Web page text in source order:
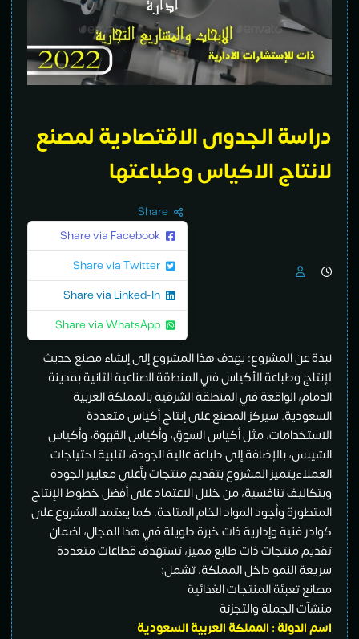
دراسة الجدوى الاقتصادية لمصنع
لانتاج الاكياس وطباعتها
Share
Share via Facebook
Share via Twitter
Share via Linked-In
Share via WhatsApp
نبذة عن المشروع: يهدف هذا المشروع إلى إنشاء مصنع حديث
لإنتاج وطباعة الأكياس في المنطقة الصناعية الثانية بمدينة
الدمام، الواقعة في المنطقة الشرقية بالمملكة العربية
السعودية. سيركز المصنع على إنتاج أكياس متعددة
الاستخدامات، مثل أكياس السوق، وأكياس القهوة، وأكياس
الشيبس، بالإضافة إلى طباعة عالية الجودة، لتلبية احتياجات
العملاءيتميز المشروع بتقديم منتجات بأعلى معايير الجودة
وبتكاليف تنافسية، من خلال الاعتماد على أفضل خطوط الإنتاج
المتطورة وأجود المواد الخام المتاحة. كما يعتمد المشروع على
كوادر فنية وإدارية ذات خبرة طويلة في هذا المجال، لضمان
تقديم منتجات ذات طابع مميز، تستهدف قطاعات متعددة
سريعة النمو داخل المملكة، تشمل:
مصانع تعبئة المنتجات الغذائية
منشآت الجملة والتجزئة
اسم الدولة : المملكة العربية السعودية